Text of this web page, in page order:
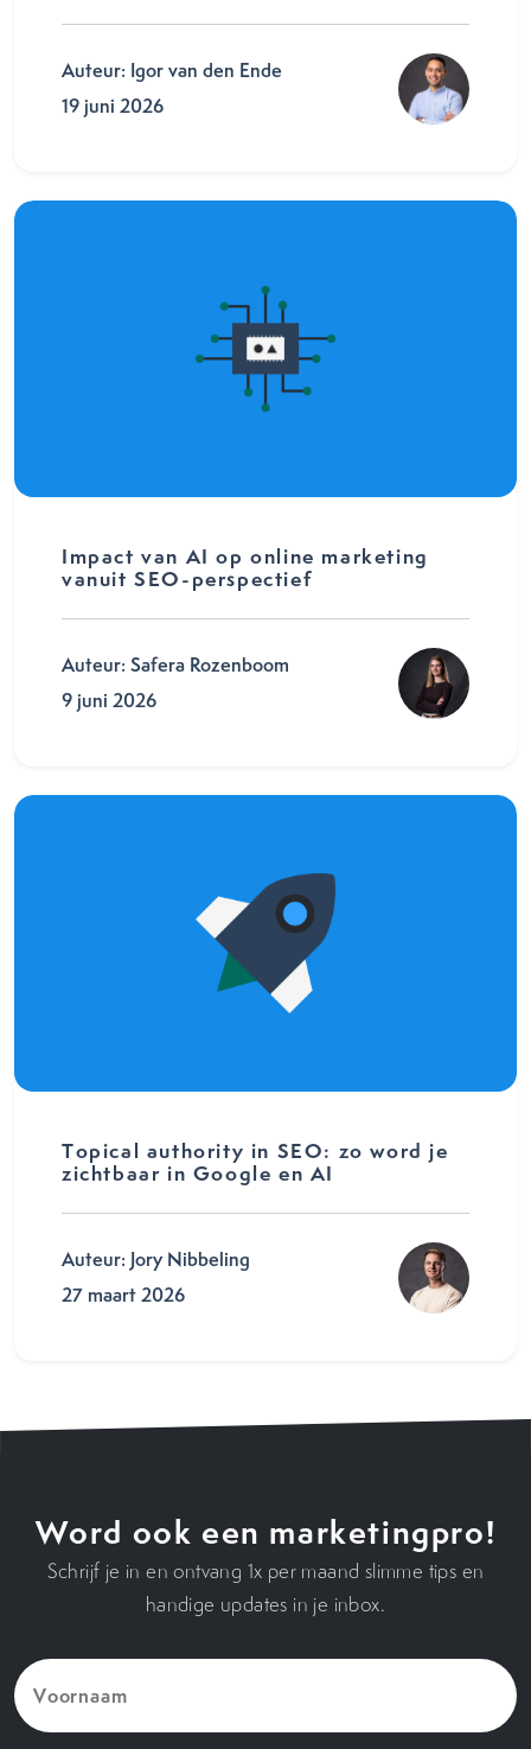
Auteur: Igor van den Ende
19 juni 2026
Impact van AI op online marketing
vanuit SEO-perspectief
Auteur: Safera Rozenboom
9 juni 2026
Topical authority in SEO: zo word je
zichtbaar in Google en AI
Auteur: Jory Nibbeling
27 maart 2026
Word ook een marketingpro!
Schrijf je in en ontvang 1x per maand slimme tips en
handige updates in je inbox.
Voornaam
(Vereist)